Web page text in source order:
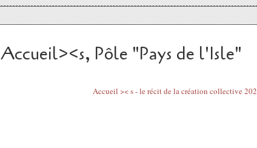
Accueil><s, Pôle "Pays de l'Isle"
Accueil >< s - le récit de la création collective